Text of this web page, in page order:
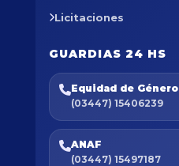
Licitaciones
GUARDIAS 24 HS
Equidad de Género
(03447) 15406239
ANAF
(03447) 15497187